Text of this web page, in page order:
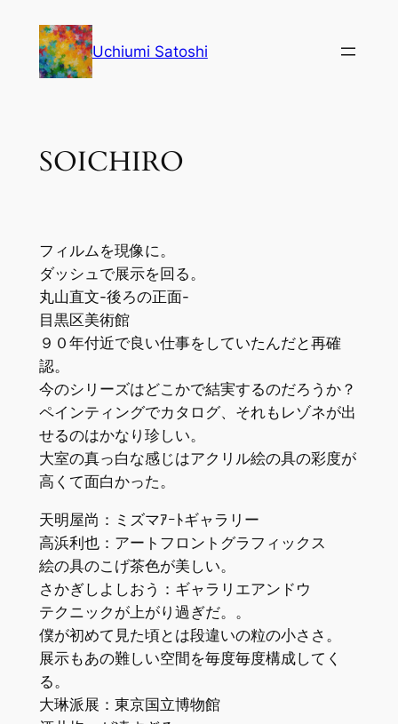
Uchiumi Satoshi
SOICHIRO
フィルムを現像に。
ダッシュで展示を回る。
丸山直文-後ろの正面-
目黒区美術館
９０年付近で良い仕事をしていたんだと再確
認。
今のシリーズはどこかで結実するのだろうか？
ペインティングでカタログ、それもレゾネが出
せるのはかなり珍しい。
大室の真っ白な感じはアクリル絵の具の彩度が
高くて面白かった。
天明屋尚：ミズマｱｰﾄギャラリー
高浜利也：アートフロントグラフィックス
絵の具のこげ茶色が美しい。
さかぎしよしおう：ギャラリエアンドウ
テクニックが上がり過ぎだ。。
僕が初めて見た頃とは段違いの粒の小ささ。
展示もあの難しい空間を毎度毎度構成してく
る。
大琳派展：東京国立博物館